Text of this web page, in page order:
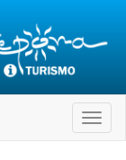
Toggle